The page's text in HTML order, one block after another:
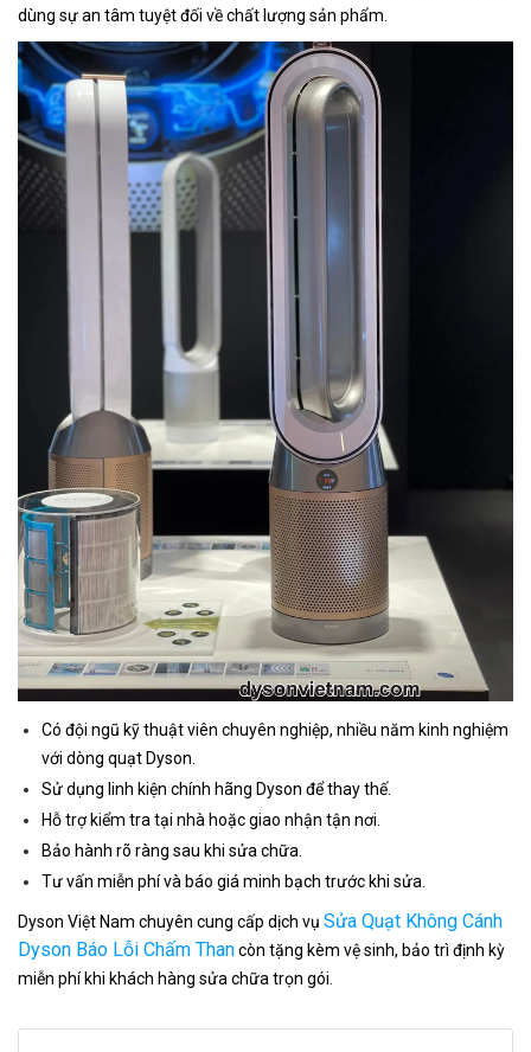
dùng sự an tâm tuyệt đối về chất lượng sản phẩm.
Có đội ngũ kỹ thuật viên chuyên nghiệp, nhiều năm kinh nghiệm
với dòng quạt Dyson.
Sử dụng linh kiện chính hãng Dyson để thay thế.
Hỗ trợ kiểm tra tại nhà hoặc giao nhận tận nơi.
Bảo hành rõ ràng sau khi sửa chữa.
Tư vấn miễn phí và báo giá minh bạch trước khi sửa.
Dyson Việt Nam chuyên cung cấp dịch vụ Sửa Quạt Không Cánh
Dyson Báo Lỗi Chấm Thancòn tặng kèm vệ sinh, bảo trì định kỳ
miễn phí khi khách hàng sửa chữa trọn gói.